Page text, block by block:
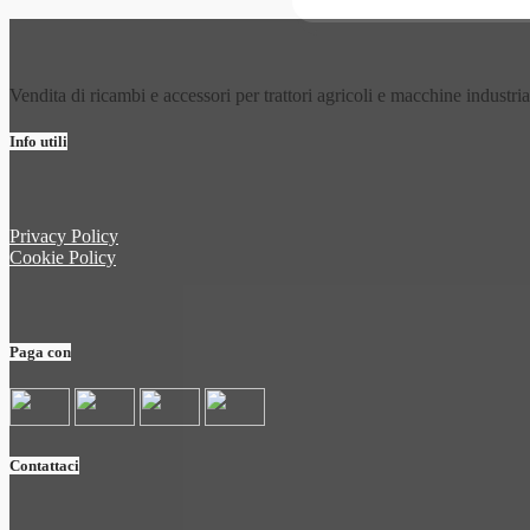
Vendita di ricambi e accessori per trattori agricoli e macchine
Info utili
Privacy Policy
Cookie Policy
Paga con
Contattaci